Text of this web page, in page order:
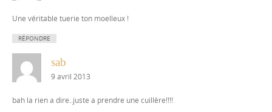
Une véritable tuerie ton moelleux !
RÉPONDRE
sab
9 avril 2013
bah la rien a dire..juste a prendre une cuillère!!!!